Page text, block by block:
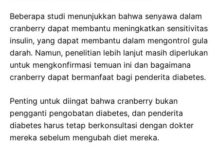
Beberapa studi menunjukkan bahwa senyawa dalam
cranberry dapat membantu meningkatkan sensitivitas
insulin, yang dapat membantu dalam mengontrol gula
darah. Namun, penelitian lebih lanjut masih diperlukan
untuk mengkonfirmasi temuan ini dan bagaimana
cranberry dapat bermanfaat bagi penderita diabetes.
Penting untuk diingat bahwa cranberry bukan
pengganti pengobatan diabetes, dan penderita
diabetes harus tetap berkonsultasi dengan dokter
mereka sebelum mengubah diet mereka.